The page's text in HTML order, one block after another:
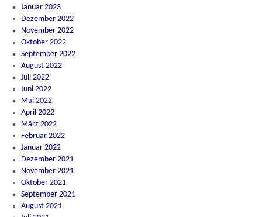
Januar 2023
Dezember 2022
November 2022
Oktober 2022
September 2022
August 2022
Juli 2022
Juni 2022
Mai 2022
April 2022
März 2022
Februar 2022
Januar 2022
Dezember 2021
November 2021
Oktober 2021
September 2021
August 2021